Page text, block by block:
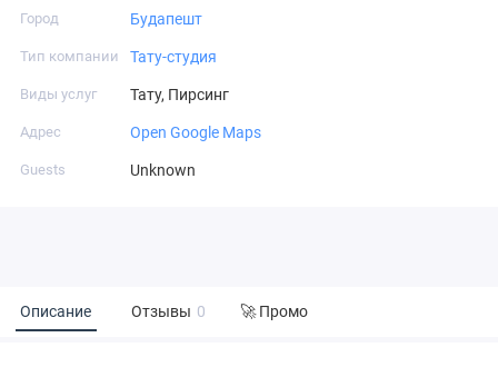
Город Будапешт
Тип компании Тату-студия
Виды услуг Тату, Пирсинг
Адрес Open Google Maps
Guests Unknown
Описание Отзывы 0 🚀 Промо